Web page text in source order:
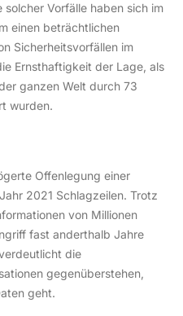
Vorfälle haben sich im
einen beträchtlichen
Sicherheitsvorfällen im
Ernsthaftigkeit der Lage, als
ganzen Welt durch 73
wurden.
Offenlegung einer
2021 Schlagzeilen. Trotz
von Millionen
fast anderthalb Jahre
die
gegenüberstehen,
geht.